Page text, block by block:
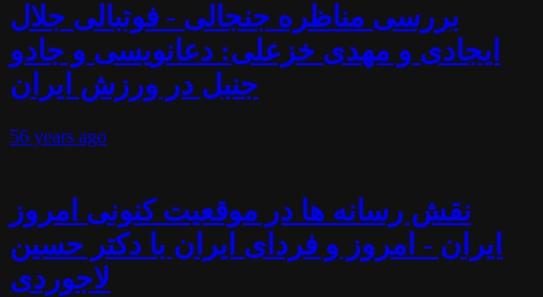
بررسی مناظره جنجالی - فوتبالی جلال
ایجادی و مهدی خزعلی: دعانویسی و جادو
جنبل در ورزش ایران
56 years ago
نقش رسانه ها در موقعیت کنونی امروز
ایران - امروز و فردای ایران با دکتر حسین
لاجوردی